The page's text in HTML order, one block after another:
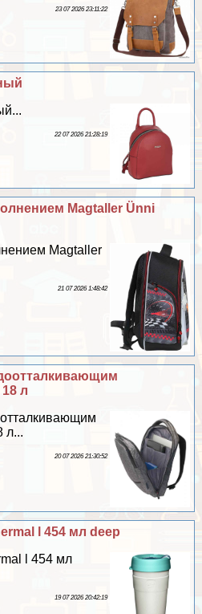
23 07 2026 23:11:22
22 07 2026 21:28:19
Magtaller Ünni
Magtaller
21 07 2026 1:48:42
л
л...
20 07 2026 21:30:52
l 454 мл deep
l 454 мл
19 07 2026 20:42:19